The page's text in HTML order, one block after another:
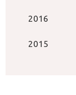
2016
2015